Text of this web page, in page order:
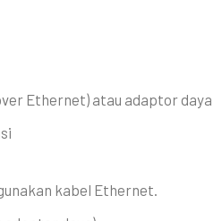
Ethernet) atau adaptor daya
kabel Ethernet.